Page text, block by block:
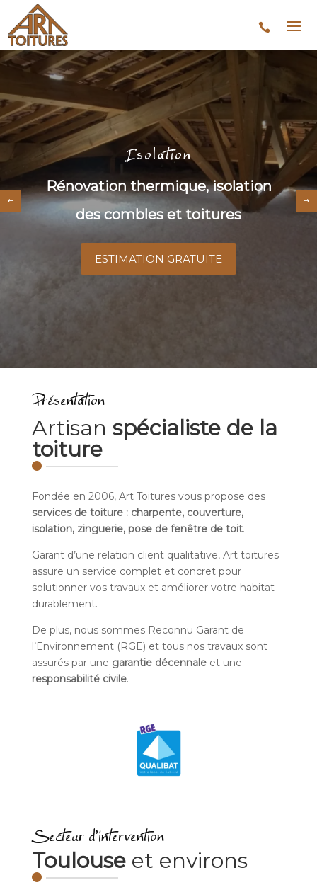
Isolation
Rénovation thermique, isolation
des combles et toitures
ESTIMATION GRATUITE
Présentation
Artisan spécialiste de la
toiture
Fondée en 2006, Art Toitures vous propose des
services de toiture : charpente, couverture,
isolation, zinguerie, pose de fenêtre de toit.
Garant d’une relation client qualitative, Art toitures
assure un service complet et concret pour
solutionner vos travaux et améliorer votre habitat
durablement.
De plus, nous sommes Reconnu Garant de
l’Environnement (RGE) et tous nos travaux sont
assurés par une garantie décennaleet une
responsabilité civile.
Secteur d’intervention
Toulouseet environs